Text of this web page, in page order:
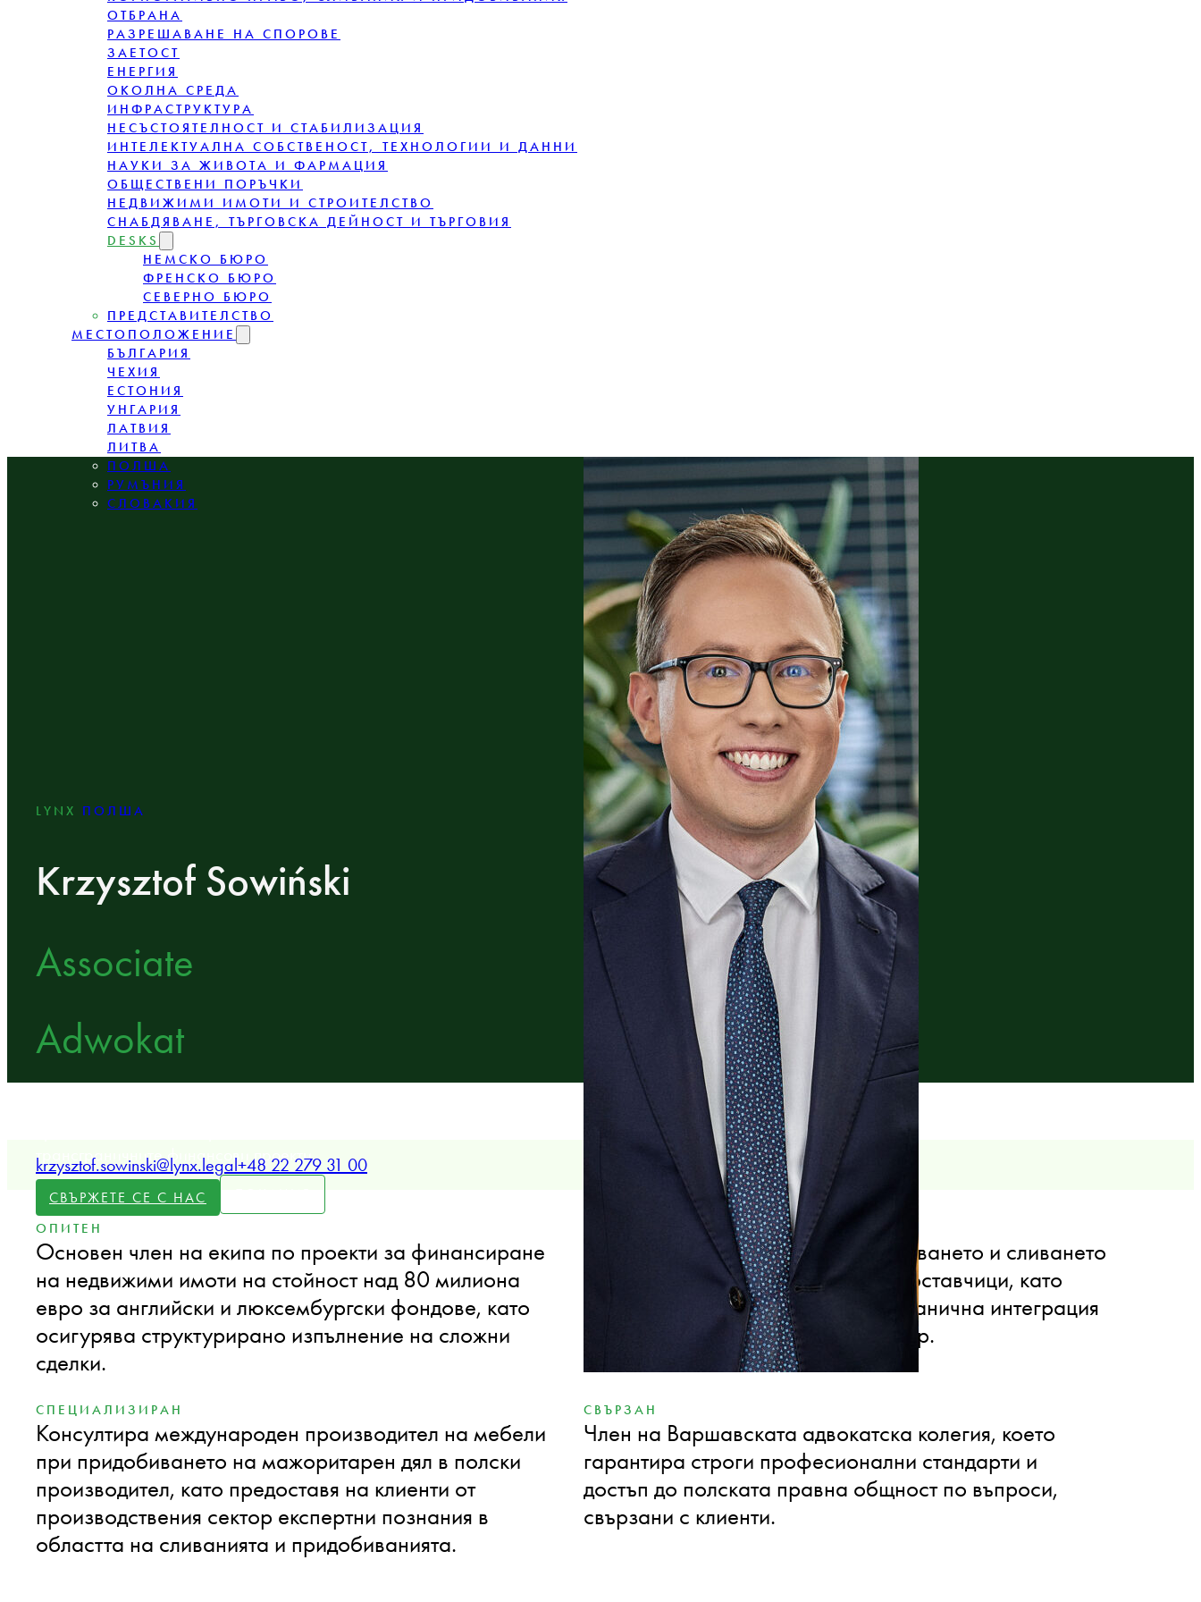
ОТБРАНА
РАЗРЕШАВАНЕ НА СПОРОВЕ
ЗАЕТОСТ
ЕНЕРГИЯ
ОКОЛНА СРЕДА
ИНФРАСТРУКТУРА
НЕСЪСТОЯТЕЛНОСТ И СТАБИЛИЗАЦИЯ
ИНТЕЛЕКТУАЛНА СОБСТВЕНОСТ, ТЕХНОЛОГИИ И ДАННИ
НАУКИ ЗА ЖИВОТА И ФАРМАЦИЯ
ОБЩЕСТВЕНИ ПОРЪЧКИ
НЕДВИЖИМИ ИМОТИ И СТРОИТЕЛСТВО
СНАБДЯВАНЕ, ТЪРГОВСКА ДЕЙНОСТ И ТЪРГОВИЯ
DESKS
НЕМСКО БЮРО
ФРЕНСКО БЮРО
СЕВЕРНО БЮРО
ПРЕДСТАВИТЕЛСТВО
МЕСТОПОЛОЖЕНИЕ
БЪЛГАРИЯ
ЧЕХИЯ
ЕСТОНИЯ
УНГАРИЯ
ЛАТВИЯ
ЛИТВА
ПОЛША
РУМЪНИЯ
СЛОВАКИЯ
LYNX ПОЛША
Krzysztof Sowiński
Associate
Adwokat
трансграничните финансови проекти.
СВЪРЖЕТЕ СЕ С НАС
krzysztof.sowinski@lynx.legal+48 22 279 31 00
ОПИТЕН
Основен член на екипа по проекти за финансиране
на недвижими имоти на стойност над 80 милиона
евро за английски и люксембургски фондове, като
осигурява структурирано изпълнение на сложни
сделки.
INTERNATIONAL
Ръководи консултации по придобиването и сливането
на големи френски и полски ИТ доставчици, като
осигурява безпроблемна трансгранична интеграция
за клиенти от технологичния сектор.
СПЕЦИАЛИЗИРАН
Консултира международен производител на мебели
при придобиването на мажоритарен дял в полски
производител, като предоставя на клиенти от
производствения сектор експертни познания в
областта на сливанията и придобиванията.
СВЪРЗАН
Член на Варшавската адвокатска колегия, което
гарантира строги професионални стандарти и
достъп до полската правна общност по въпроси,
свързани с клиенти.